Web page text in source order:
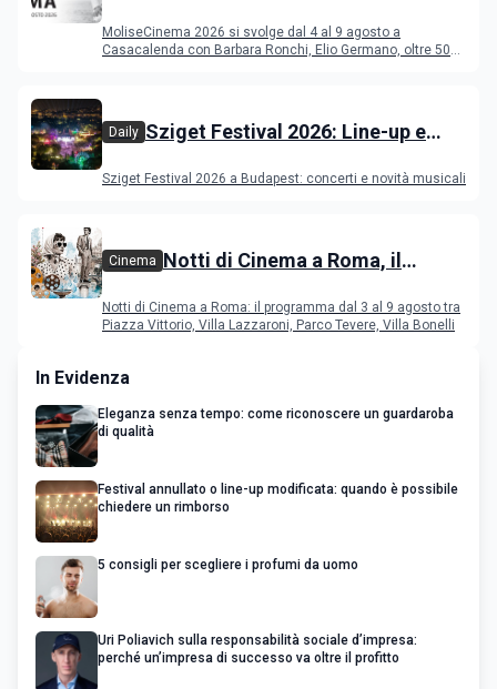
MoliseCinema 2026 si svolge dal 4 al 9 agosto a
Casacalenda con Barbara Ronchi, Elio Germano, oltre 50
Daily Sziget Festival 2026: Line-up e
Sziget Festival 2026 a Budapest: concerti e novità musicali
Cinema Notti di Cinema a Roma, il
Notti di Cinema a Roma: il programma dal 3 al 9 agosto tra
Piazza Vittorio, Villa Lazzaroni, Parco Tevere, Villa Bonelli
In Evidenza
Eleganza senza tempo: come riconoscere un guardaroba
di qualità
Festival annullato o line-up modificata: quando è possibile
chiedere un rimborso
5 consigli per scegliere i profumi da uomo
Uri Poliavich sulla responsabilità sociale d’impresa:
perché un’impresa di successo va oltre il profitto